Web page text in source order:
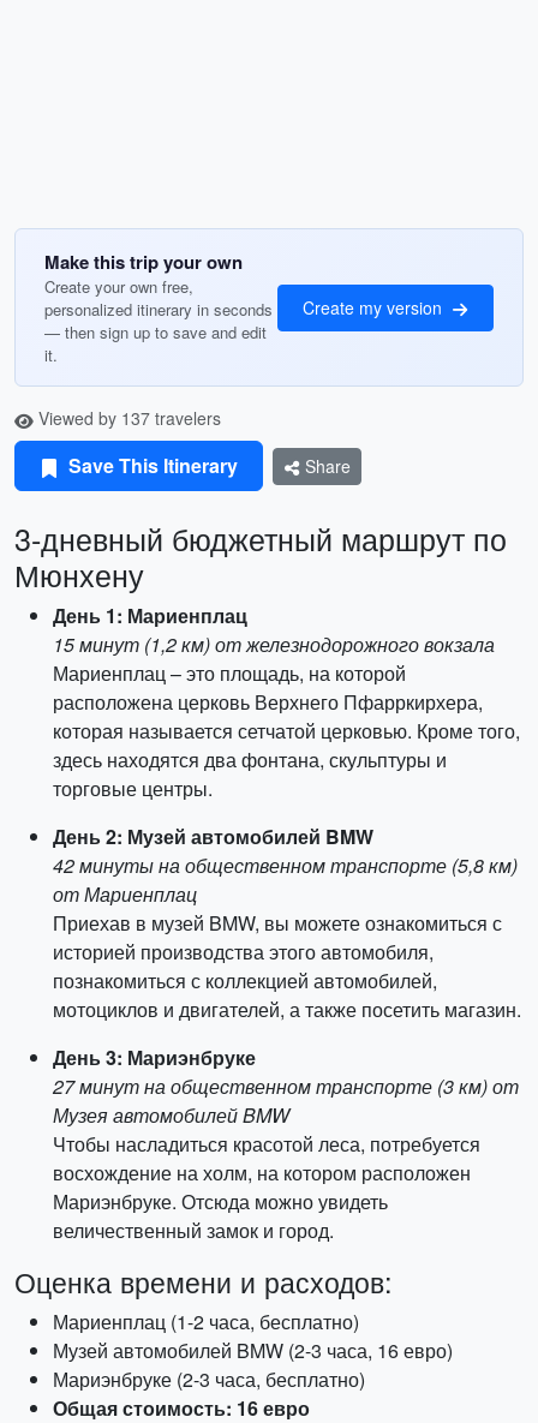
Make this trip your own
Create your own free,
personalized itinerary in seconds
— then sign up to save and edit
it.
Create my version
Viewed by 137 travelers
Save This Itinerary Share
3-дневный бюджетный маршрут по
Мюнхену
День 1: Мариенплац
15 минут (1,2 км) от железнодорожного вокзала
Мариенплац – это площадь, на которой
расположена церковь Верхнего Пфарркирхера,
которая называется сетчатой церковью. Кроме того,
здесь находятся два фонтана, скульптуры и
торговые центры.
День 2: Музей автомобилей BMW
42 минуты на общественном транспорте (5,8 км)
от Мариенплац
Приехав в музей BMW, вы можете ознакомиться с
историей производства этого автомобиля,
познакомиться с коллекцией автомобилей,
мотоциклов и двигателей, а также посетить магазин.
День 3: Мариэнбруке
27 минут на общественном транспорте (3 км) от
Музея автомобилей BMW
Чтобы насладиться красотой леса, потребуется
восхождение на холм, на котором расположен
Мариэнбруке. Отсюда можно увидеть
величественный замок и город.
Оценка времени и расходов:
Мариенплац (1-2 часа, бесплатно)
Музей автомобилей BMW (2-3 часа, 16 евро)
Мариэнбруке (2-3 часа, бесплатно)
Общая стоимость: 16 евро